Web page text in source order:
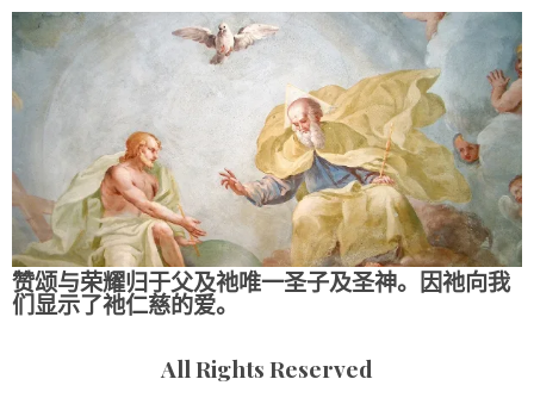
赞颂与荣耀归于父及祂唯一圣子及圣神。因祂向我
们显示了祂仁慈的爱。
All Rights Reserved